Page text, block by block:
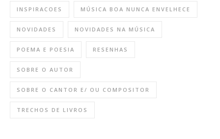
INSPIRACOES MÚSICA BOA NUNCA ENVELHECE
NOVIDADES NOVIDADES NA MÚSICA
POEMA E POESIA RESENHAS
SOBRE O AUTOR
SOBRE O CANTOR E/ OU COMPOSITOR
TRECHOS DE LIVROS